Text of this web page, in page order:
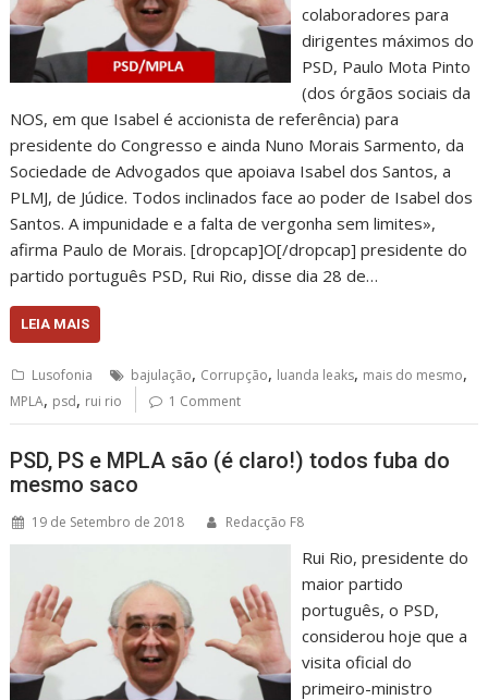
colaboradores para
dirigentes máximos do
PSD, Paulo Mota Pinto
(dos órgãos sociais da
NOS, em que Isabel é accionista de referência) para
presidente do Congresso e ainda Nuno Morais Sarmento, da
Sociedade de Advogados que apoiava Isabel dos Santos, a
PLMJ, de Júdice. Todos inclinados face ao poder de Isabel dos
Santos. A impunidade e a falta de vergonha sem limites»,
afirma Paulo de Morais. [dropcap]O[/dropcap] presidente do
partido português PSD, Rui Rio, disse dia 28 de…
LEIA MAIS
Lusofonia bajulação, Corrupção, luanda leaks, mais do mesmo,
MPLA, psd, rui rio 1 Comment
PSD, PS e MPLA são (é claro!) todos fuba do
mesmo saco
19 de Setembro de 2018 Redacção F8
Rui Rio, presidente do
maior partido
português, o PSD,
considerou hoje que a
visita oficial do
primeiro-ministro